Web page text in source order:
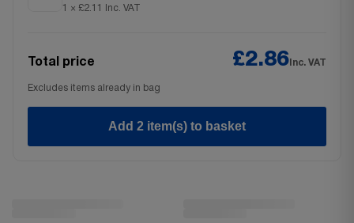
1 × £2.11 Inc. VAT
Total price £2.86 Inc. VAT
Excludes items already in bag
Add 2 item(s) to basket